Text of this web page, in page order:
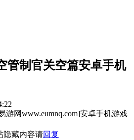
管制官关空篇安卓手机
游网www.eumnq.com]安卓手机游戏
隐藏内容请回复